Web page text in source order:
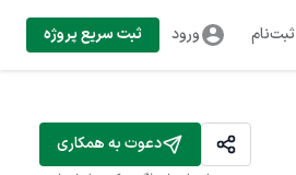
ثبت‌نام ورود ثبت سریع پروژه
دعوت به همکاری